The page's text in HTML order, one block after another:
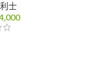
士
價